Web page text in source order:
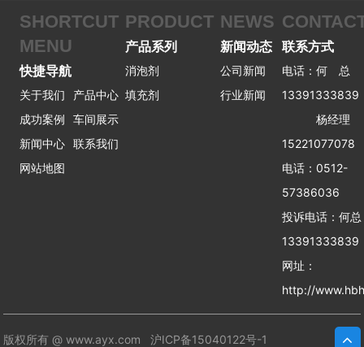
SHORTCUT
MENU
快捷导航
关于我们
产品中心
成功案例
车间展示
新闻中心 联系我们
网站地图
PRODUCT
产品系列
消泡剂
填充剂
NEWS
新闻动态
公司新闻
行业新闻
联系方式
电话：何 总
13391333839
杨经理
15221077078
电话：0512-
57386036
投诉电话：何总
13391333839
网址：
http://
版权所有 @ www.ayx.com沪ICP备15040122号-1